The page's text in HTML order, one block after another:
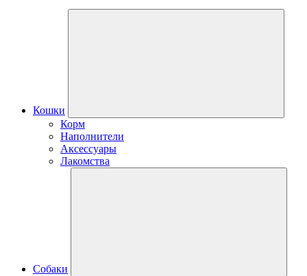
Кошки
Корм
Наполнители
Аксессуары
Лакомства
Собаки